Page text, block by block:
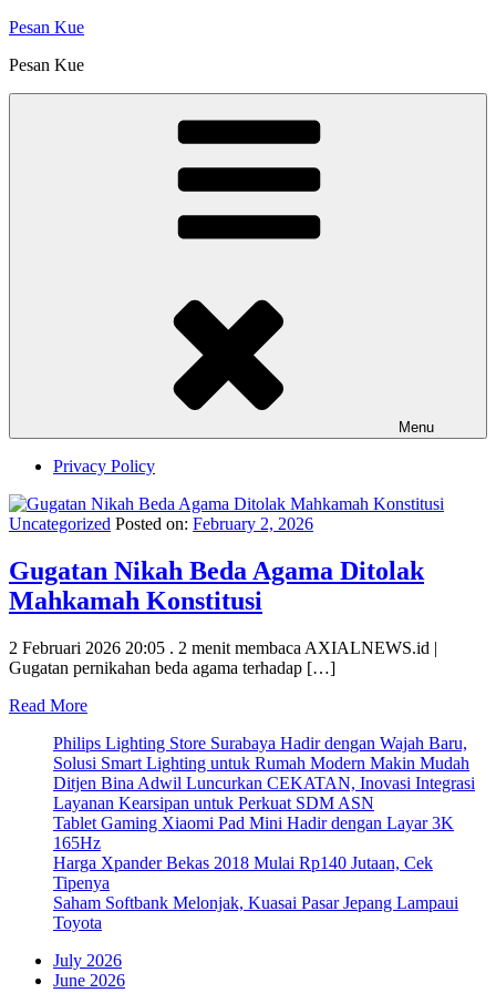
Skip
content
Pesan Kue
Pesan Kue
Menu
Privacy Policy
Uncategorized Posted on: February 2, 2026
Gugatan Nikah Beda Agama Ditolak
Mahkamah Konstitusi
2 Februari 2026 20:05 . 2 menit membaca AXIALNEWS.id |
Gugatan pernikahan beda agama terhadap […]
Read More
Philips Lighting Store Surabaya Hadir dengan Wajah Baru,
Solusi Smart Lighting untuk Rumah Modern Makin Mudah
Ditjen Bina Adwil Luncurkan CEKATAN, Inovasi Integrasi
Layanan Kearsipan untuk Perkuat SDM ASN
Tablet Gaming Xiaomi Pad Mini Hadir dengan Layar 3K
165Hz
Harga Xpander Bekas 2018 Mulai Rp140 Jutaan, Cek
Tipenya
Saham Softbank Melonjak, Kuasai Pasar Jepang Lampaui
Toyota
July 2026
June 2026